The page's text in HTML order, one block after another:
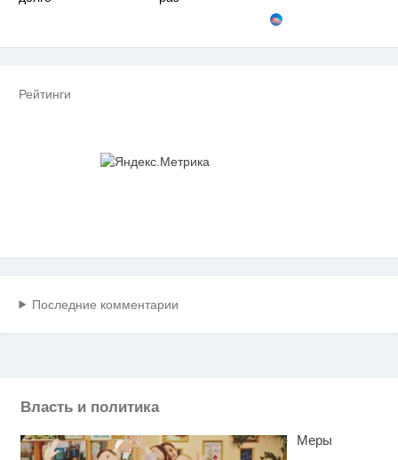
Рейтинги
Последние комментарии
Власть и политика
Меры